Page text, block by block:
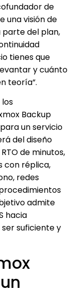
de
una visión de
parte del plan,
tienes que
y cuánto
teoría”.
Backup
un servicio
del diseño
de minutos,
con réplica,
redes
admite
hacia
suficiente y